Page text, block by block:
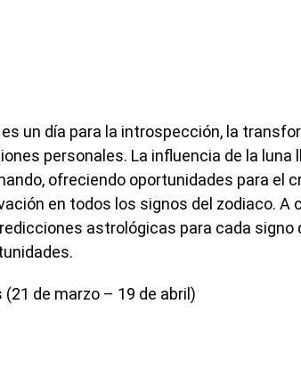
un día para la introspección, la
personales. La influencia de la luna
ofreciendo oportunidades para el
en todos los signos del zodiaco. A
astrológicas para cada signo
(21 de marzo – 19 de abril)